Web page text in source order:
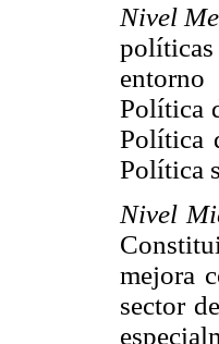
Nivel
Política
Política
Política
Nivel
mejora
sector